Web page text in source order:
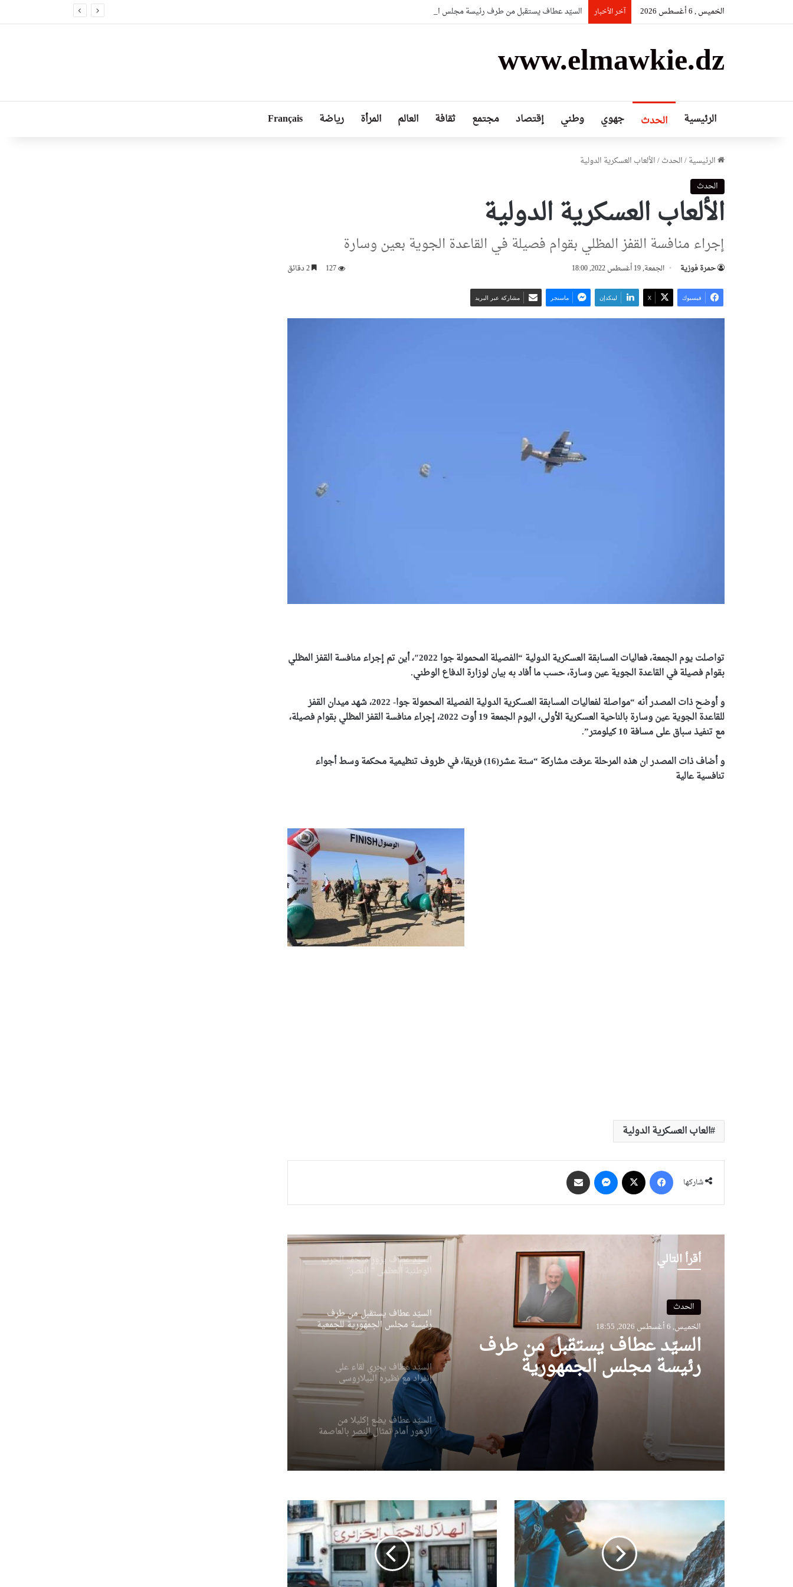
الخميس , 6 أغسطس 2026 آخر الأخبار السيّد عطاف يستقبل من طرف رئيسة مجلس الجمهورية للجمعية الوطنية البيلاروسية
www.elmawkie.dz
الرئيسية الحدث جهوي وطني إقتصاد مجتمع ثقافة العالم المرأة رياضة Français
الرئيسية/الحدث/الألعاب العسكرية الدولية
الحدث
الألعاب العسكرية الدولية
إجراء منافسة القفز المظلي بقوام فصيلة في القاعدة الجوية بعين وسارة
حمرة فوزية الجمعة, 19 أغسطس 2022, 18:00 127 2 دقائق
فيسبوك ‫X لينكدإن ماسنجر مشاركة عبر البريد
تواصلت يوم الجمعة، فعاليات المسابقة العسكرية الدولية “الفصيلة المحمولة جوا 2022″، أين تم إجراء منافسة القفز المظلي
بقوام فصيلة في القاعدة الجوية عين وسارة، حسب ما أفاد به بيان لوزارة الدفاع الوطني.
و أوضح ذات المصدر أنه “مواصلة لفعاليات المسابقة العسكرية الدولية الفصيلة المحمولة جوا- 2022، شهد ميدان القفز
للقاعدة الجوية عين وسارة بالناحية العسكرية الأولى، اليوم الجمعة 19 أوت 2022، إجراء منافسة القفز المظلي بقوام فصيلة،
مع تنفيذ سباق على مسافة 10 كيلومتر”.
و أضاف ذات المصدر ان هذه المرحلة عرفت مشاركة “ستة عشر(16) فريقا، في ظروف تنظيمية محكمة وسط أجواء
تنافسية عالية
العاب العسكرية الدولية
شاركها
أقرأ التالي
الحدث
الخميس, 6 أغسطس 2026, 18:55
السيّد عطاف يستقبل من طرف
رئيسة مجلس الجمهورية
للجمعية الوطنية البيلاروسية
الحدث
الخميس, 6 أغسطس 2026, 18:17
السيّد عطاف يجري لقاء على
إنفراد مع نظيره البيلاروسي
الإعلان اليوم عن النتائج النهائية
بوفدش تكلف نوابها التسعة
بالعاصمة مينسك
السيّد عطاف يستقبل من طرف
رئيسة مجلس الجمهورية للجمعية
الوطنية البيلاروسية
السيّد عطاف يجري لقاء على
إنفراد مع نظيره البيلاروسي
السيّد عطاف يضع إكليلا من
الزهور أمام تمثال النصر بالعاصمة
مينسك
أحداث سبتة تدفع البرلمان
الإسباني لمطالبة “الفيفا” بإلغاء
المشاركة المغربية في استضافة
مونديال2030
لمسابقة توظيف الأساتذة
باستثناء هذه الولايات
وزير الصناعة يقف على القدرات
الصناعية لمجمع “فيروفيال”
بعنابة
9
ا
و
ت
ي
و
ا
ل
ه
ل
ل